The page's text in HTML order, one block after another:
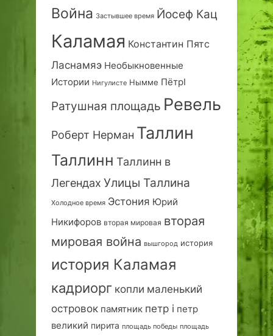
Война Застывшее время Йосеф Кац
Каламая Константин Пятс
Ласнамяэ Необыкновенные
Истории Нигулисте Нымме ПётрI
Ратушная площадь Ревель
Роберт Нерман Таллин
Таллинн Таллинн в
Легендах Улицы Таллина
Холодное время Эстония Юрий
Никифоров вторая мировая вторая
мировая война вышгород история
история Каламая
кадриорг копли маленький
островок памятник петр i петр
великий пирита площадь победы площадь